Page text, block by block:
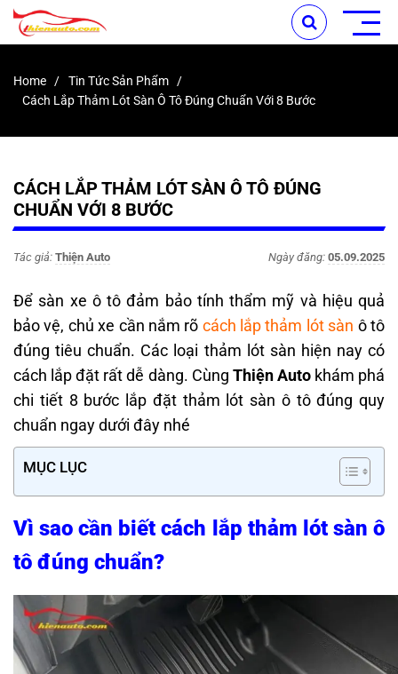
Home
Tin Tức Sản Phẩm
Cách Lắp Thảm Lót Sàn Ô Tô Đúng Chuẩn Với 8 Bước
CÁCH LẮP THẢM LÓT SÀN Ô TÔ ĐÚNG
CHUẨN VỚI 8 BƯỚC
Tác giả: Thiện Auto Ngày đăng: 05.09.2025
Để sàn xe ô tô đảm bảo tính thẩm mỹ và hiệu quả
bảo vệ, chủ xe cần nắm rõ cách lắp thảm lót sàn ô tô
đúng tiêu chuẩn. Các loại thảm lót sàn hiện nay có
cách lắp đặt rất dễ dàng. Cùng Thiện Autokhám phá
chi tiết 8 bước lắp đặt thảm lót sàn ô tô đúng quy
chuẩn ngay dưới đây nhé
MỤC LỤC
Vì sao cần biết cách lắp thảm lót sàn ô
tô đúng chuẩn?